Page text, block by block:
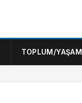
TOPLUM/YAŞAM